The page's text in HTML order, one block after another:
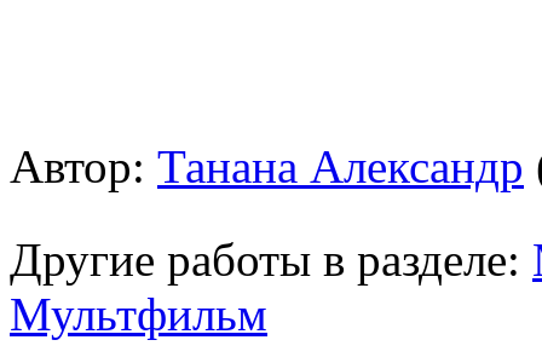
Автор: Танана Александр
Другие работы в разделе:
Мультфильм